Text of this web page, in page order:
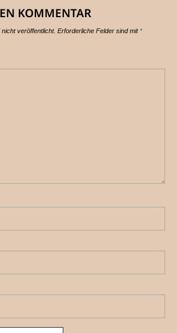
KOMMENTAR
veröffentlicht. Erforderliche Felder sind mit*